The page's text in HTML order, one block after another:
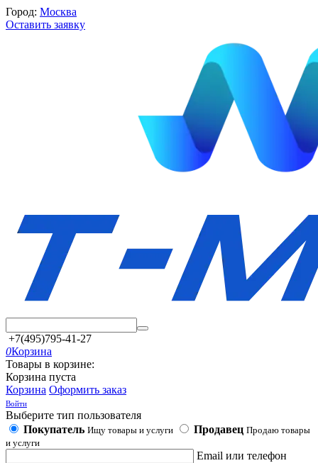
Город: Москва
Оставить заявку
+7(495)795-41-27
0Корзина
Товары в корзине:
Корзина пуста
Корзина Оформить заказ
Войти
Выберите тип пользователя
Покупатель Ищу товары и услуги Продавец Продаю товары
и услуги
Email или телефон